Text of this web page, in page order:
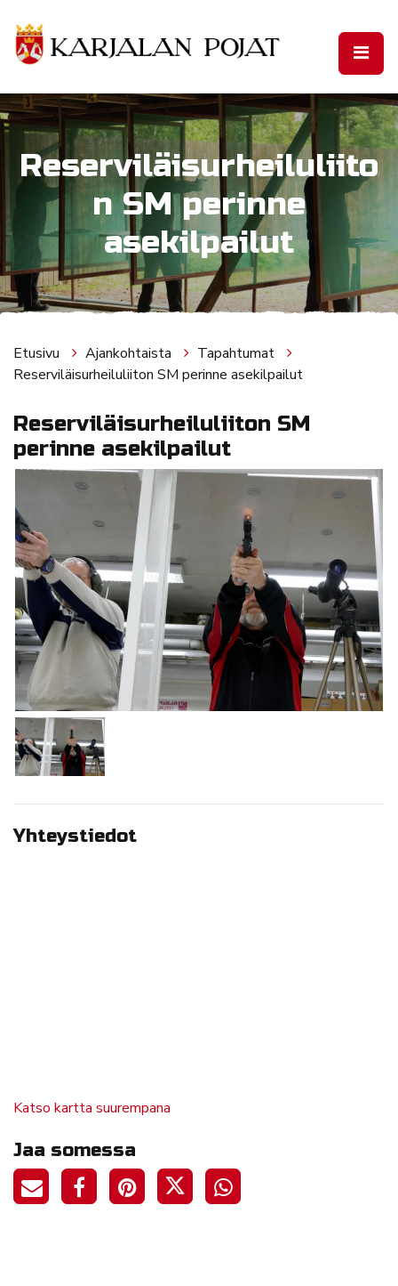
Reserviläisurheiluliito
n SM perinne
asekilpailut
Etusivu Ajankohtaista
Tapahtumat
Reserviläisurheiluliiton SM perinne asekilpailut
Reserviläisurheiluliiton SM
perinne asekilpailut
Yhteystiedot
Katso kartta suurempana
Jaa somessa